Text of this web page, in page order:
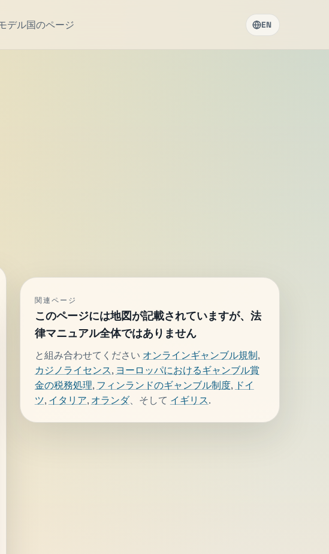
デル国のページ EN
関連ページ
このページには地図が記載されていますが、法
律マニュアル全体ではありません
と組み合わせてください オンラインギャンブル規制,
カジノライセンス, ヨーロッパにおけるギャンブル賞
金の税務処理, フィンランドのギャンブル制度, ドイ
ツ, イタリア, オランダ、そして イギリス.